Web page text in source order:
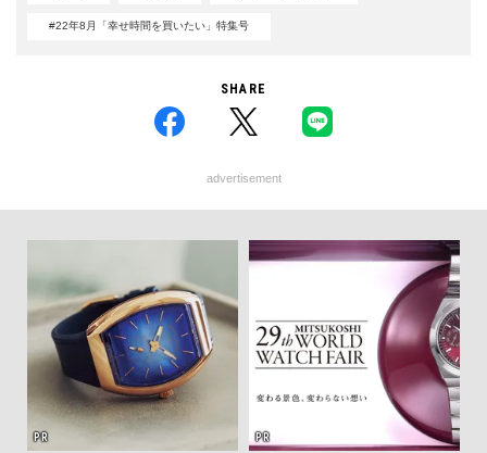
#22年8月「幸せ時間を買いたい」特集号
SHARE
advertisement